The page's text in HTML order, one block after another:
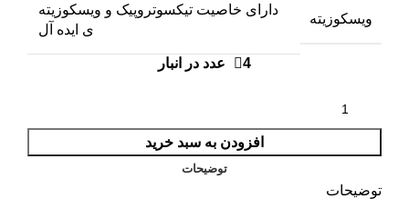
ویسکوزیته
دارای خاصیت تیکسوتروپیک و ویسکوزیته
ی ایده آل
4 عدد در انبار
افزودن به سبد خرید
توضیحات
توضیحات